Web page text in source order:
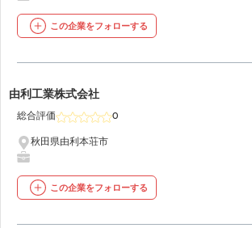
この企業をフォローする
17由利工業株式会社
総合評価 0
秋田県由利本荘市
この企業をフォローする